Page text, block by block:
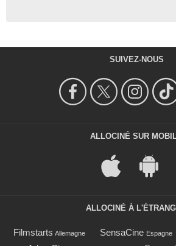
SUIVEZ-NOUS
ALLOCINÉ SUR
ALLOCINÉ À
Filmstarts Allemagne SensaCine Espagne